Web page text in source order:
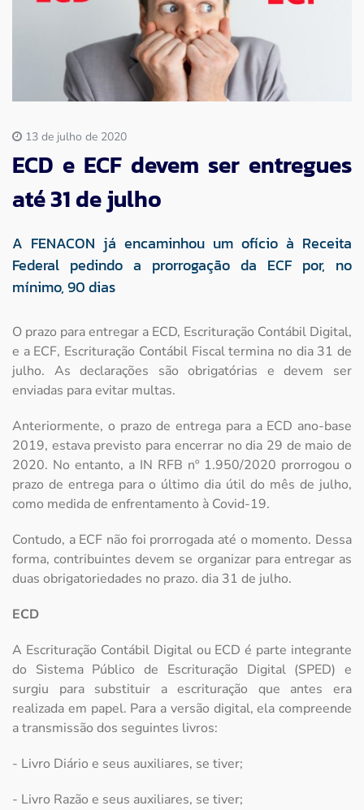
Imprensa
Contato
13 de julho de 2020
ECD e ECF devem ser entregues
até 31 de julho
A FENACON já encaminhou um ofício à Receita
Federal pedindo a prorrogação da ECF por, no
mínimo, 90 dias
O prazo para entregar a ECD, Escrituração Contábil Digital,
e a ECF, Escrituração Contábil Fiscal termina no dia 31 de
julho. As declarações são obrigatórias e devem ser
enviadas para evitar multas.
Anteriormente, o prazo de entrega para a ECD ano-base
2019, estava previsto para encerrar no dia 29 de maio de
2020. No entanto, a IN RFB nº 1.950/2020 prorrogou o
prazo de entrega para o último dia útil do mês de julho,
como medida de enfrentamento à Covid-19.
Contudo, a ECF não foi prorrogada até o momento. Dessa
forma, contribuintes devem se organizar para entregar as
duas obrigatoriedades no prazo. dia 31 de julho.
ECD
A Escrituração Contábil Digital ou ECD é parte integrante
do Sistema Público de Escrituração Digital (SPED) e
surgiu para substituir a escrituração que antes era
realizada em papel. Para a versão digital, ela compreende
a transmissão dos seguintes livros:
- Livro Diário e seus auxiliares, se tiver;
- Livro Razão e seus auxiliares, se tiver;